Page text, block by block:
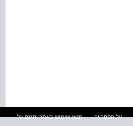
על הספרייה
תנאי שימוש באתר והגנה על